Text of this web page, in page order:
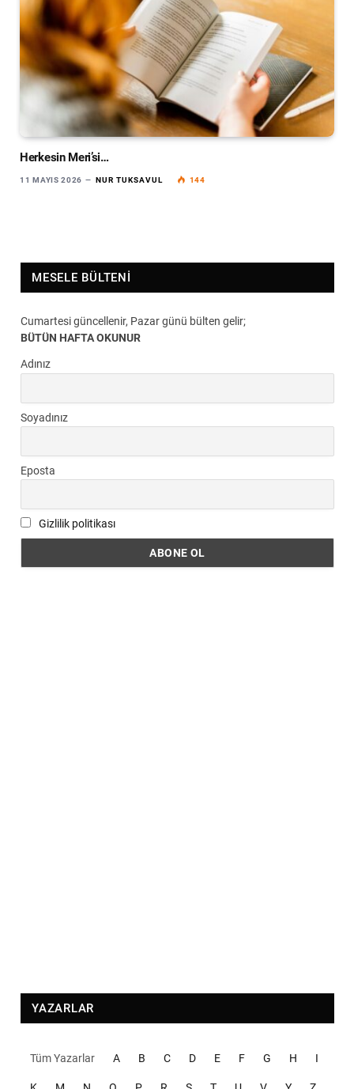
Herkesin Meri’si…
11 MAYIS 2026 NUR TUKSAVUL 144
MESELE BÜLTENI
Cumartesi güncellenir, Pazar günü bülten gelir;
BÜTÜN HAFTA OKUNUR
Adınız
Soyadınız
Eposta
Gizlilik politikası
YAZARLAR
Tüm Yazarlar A B C D E F G H I